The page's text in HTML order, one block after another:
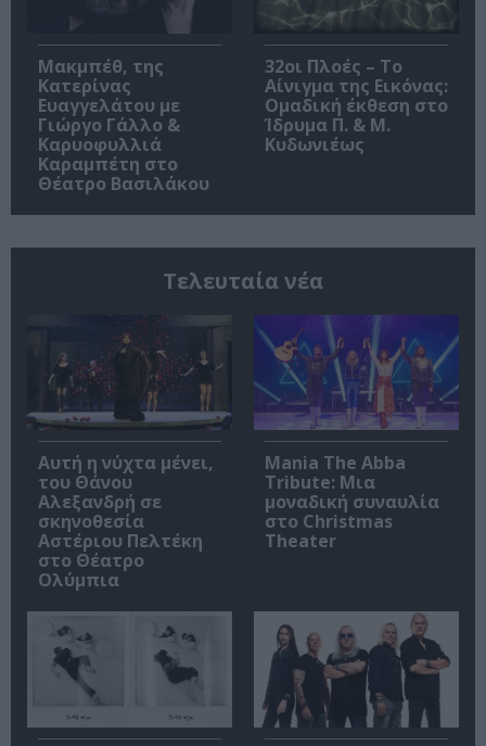
Μακμπέθ, της
Κατερίνας
Ευαγγελάτου με
Γιώργο Γάλλο &
Καρυοφυλλιά
Καραμπέτη στο
Θέατρο Βασιλάκου
32οι Πλοές – Το
Αίνιγμα της Εικόνας:
Ομαδική έκθεση στο
Ίδρυμα Π. & Μ.
Κυδωνιέως
Τελευταία νέα
Αυτή η νύχτα μένει,
του Θάνου
Αλεξανδρή σε
σκηνοθεσία
Αστέριου Πελτέκη
στο Θέατρο
Ολύμπια
Mania The Abba
Tribute: Μια
μοναδική συναυλία
στο Christmas
Theater